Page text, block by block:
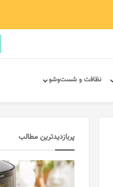
نظافت و شست‌وشو
پربازدیدترین مطالب